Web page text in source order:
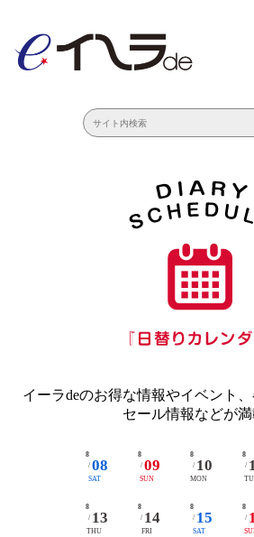
イーラdeのお得な情報やイベント
セール情報などが満
8
/ 08
SAT
8
/ 09
SUN
8
/ 10
MON
8
/
8
/ 13
THU
8
/ 14
FRI
8
/ 15
SAT
8
/